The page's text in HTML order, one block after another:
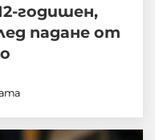
годишен,
падане от